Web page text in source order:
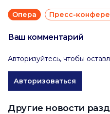
Опера Пресс-
Ваш комментарий
Авторизуйтесь, чтобы
Авторизоваться
Другие новости